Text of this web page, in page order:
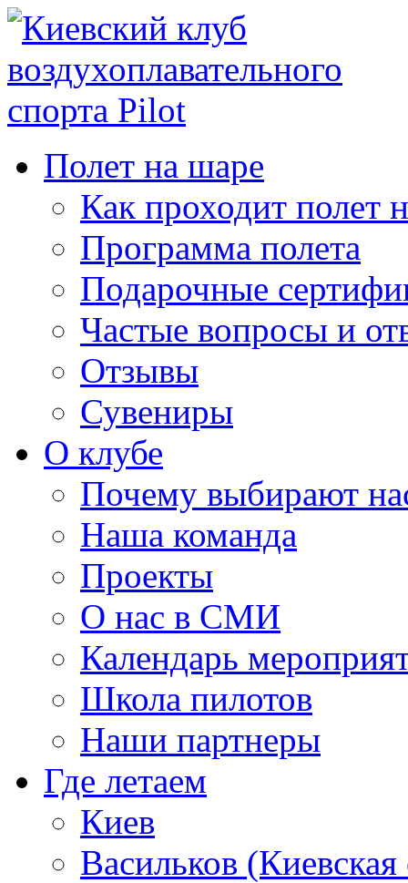
Полет на шаре
Как проходит полет
Программа полета
Подарочные
Частые вопросы и
Отзывы
Сувениры
О клубе
Почему выбирают
Наша команда
Проекты
О нас в СМИ
Календарь
Школа пилотов
Наши партнеры
Где летаем
Киев
Васильков